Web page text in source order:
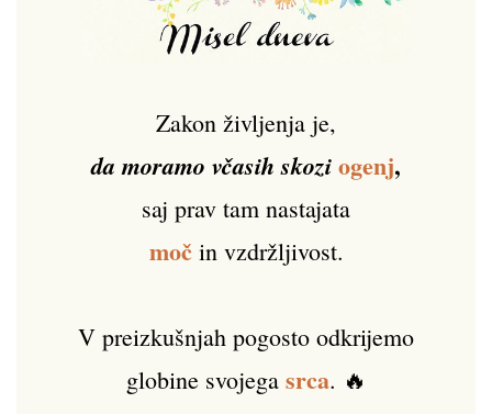
Zakon življenja je,
da moramo včasih skoziogenj,
saj prav tam nastajata
močin vzdržljivost.
V preizkušnjah pogosto odkrijemo
globine svojega srca. 🔥